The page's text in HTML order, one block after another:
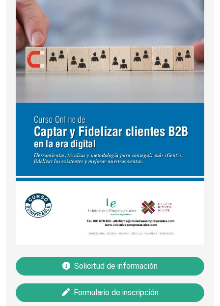
Solicitud de información
Formulario de inscripción